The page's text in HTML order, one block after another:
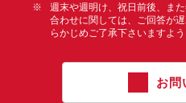
※
週末や週明け、祝日前後、ま
合わせに関しては、ご回答が
らかじめご了承下さいますよ
お問